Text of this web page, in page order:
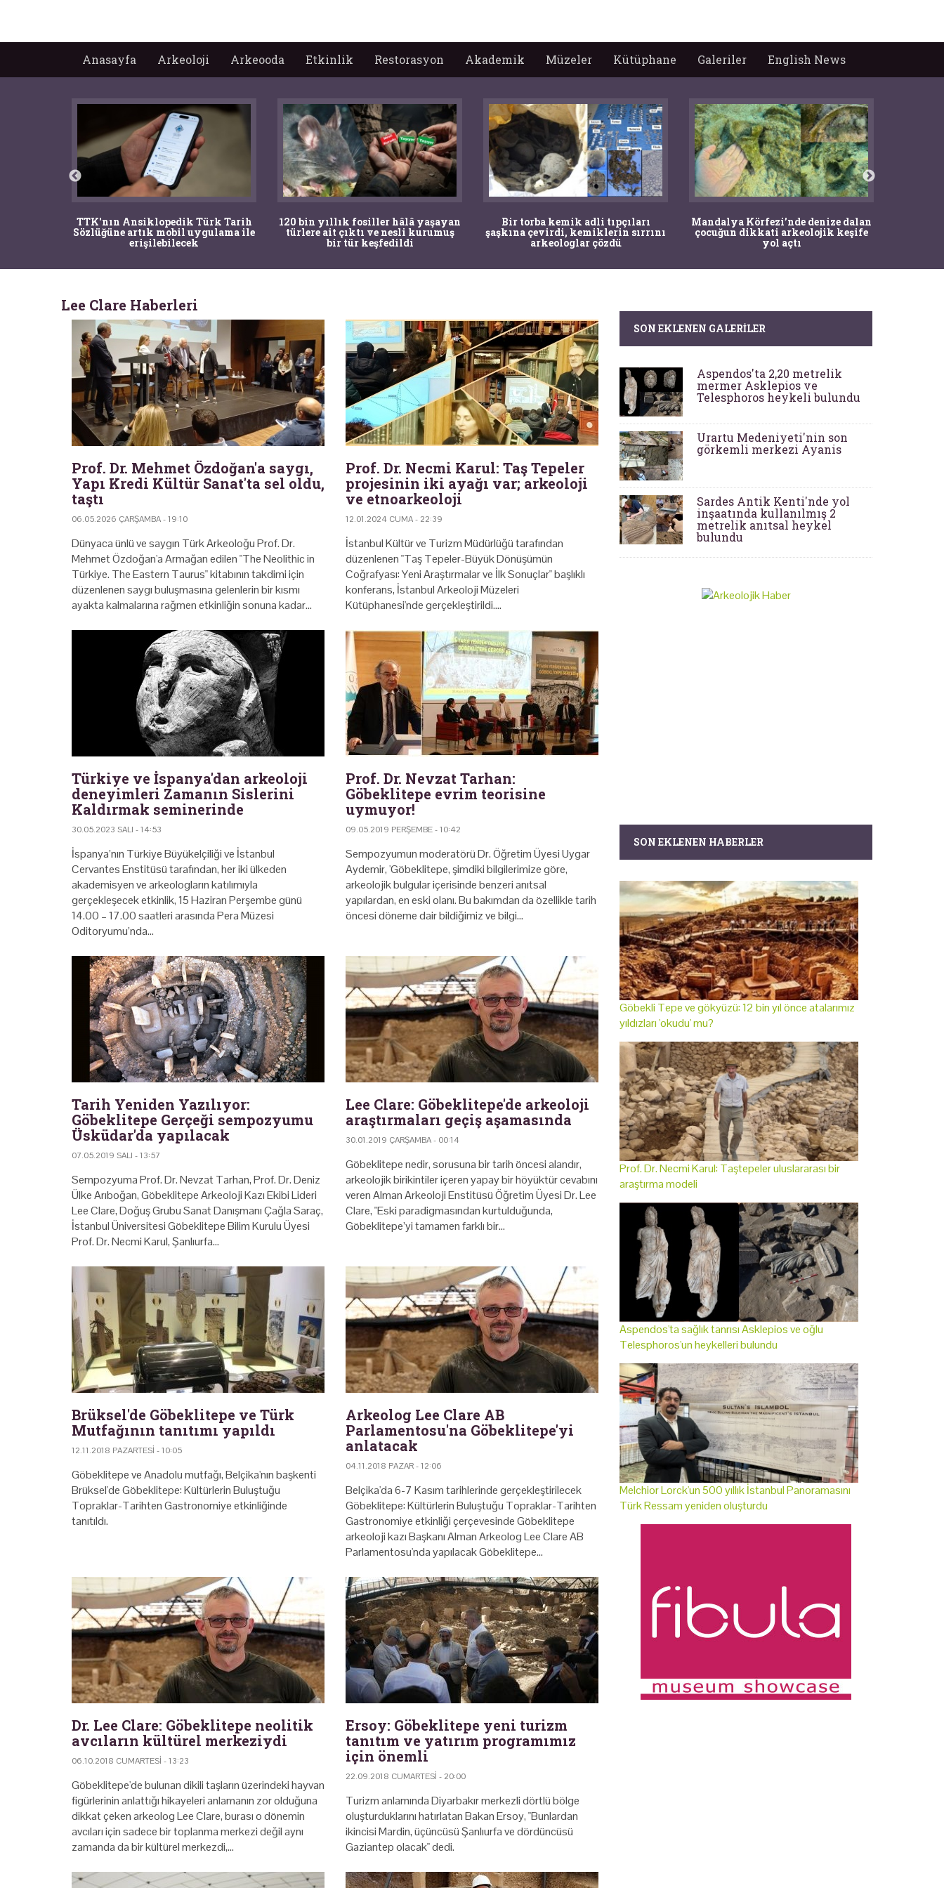
Anasayfa Arkeoloji Arkeooda Etkinlik Restorasyon Akademik Müzeler Kütüphane Galeriler English News
TTK'nın Ansiklopedik Türk Tarih
Sözlüğüne artık mobil uygulama ile
erişilebilecek
120 bin yıllık fosiller hâlâ yaşayan
türlere ait çıktı ve nesli kurumuş
bir tür keşfedildi
Bir torba kemik adli tıpçıları
şaşkına çevirdi, kemiklerin sırrını
arkeologlar çözdü
Mandalya Körfezi’nde denize dalan
çocuğun dikkati arkeolojik keşife
yol açtı
Lee Clare Haberleri
Prof. Dr. Mehmet Özdoğan'a saygı,
Yapı Kredi Kültür Sanat'ta sel oldu,
taştı
06.05.2026 ÇARŞAMBA - 19:10
Dünyaca ünlü ve saygın Türk Arkeoloğu Prof. Dr.
Mehmet Özdoğan'a Armağan edilen "The Neolithic in
Türkiye. The Eastern Taurus" kitabının takdimi için
düzenlenen saygı buluşmasına gelenlerin bir kısmı
ayakta kalmalarına rağmen etkinliğin sonuna kadar…
Prof. Dr. Necmi Karul: Taş Tepeler
projesinin iki ayağı var; arkeoloji
ve etnoarkeoloji
12.01.2024 CUMA - 22:39
İstanbul Kültür ve Turizm Müdürlüğü tarafından
düzenlenen "Taş Tepeler-Büyük Dönüşümün
Coğrafyası: Yeni Araştırmalar ve İlk Sonuçlar" başlıklı
konferans, İstanbul Arkeoloji Müzeleri
Kütüphanesi'nde gerçekleştirildi.…
Türkiye ve İspanya'dan arkeoloji
deneyimleri Zamanın Sislerini
Kaldırmak seminerinde
30.05.2023 SALI - 14:53
İspanya’nın Türkiye Büyükelçiliği ve İstanbul
Cervantes Enstitüsü tarafından, her iki ülkeden
akademisyen ve arkeologların katılımıyla
gerçekleşecek etkinlik, 15 Haziran Perşembe günü
14.00 – 17.00 saatleri arasında Pera Müzesi
Oditoryumu’nda…
Prof. Dr. Nevzat Tarhan:
Göbeklitepe evrim teorisine
uymuyor!
09.05.2019 PERŞEMBE - 10:42
Sempozyumun moderatörü Dr. Öğretim Üyesi Uygar
Aydemir, 'Göbeklitepe, şimdiki bilgilerimize göre,
arkeolojik bulgular içerisinde benzeri anıtsal
yapılardan, en eski olanı. Bu bakımdan da özellikle tarih
öncesi döneme dair bildiğimiz ve bilgi…
Tarih Yeniden Yazılıyor:
Göbeklitepe Gerçeği sempozyumu
Üsküdar'da yapılacak
07.05.2019 SALI - 13:57
Sempozyuma Prof. Dr. Nevzat Tarhan, Prof. Dr. Deniz
Ülke Arıboğan, Göbeklitepe Arkeoloji Kazı Ekibi Lideri
Lee Clare, Doğuş Grubu Sanat Danışmanı Çağla Saraç,
İstanbul Üniversitesi Göbeklitepe Bilim Kurulu Üyesi
Prof. Dr. Necmi Karul, Şanlıurfa…
Lee Clare: Göbeklitepe'de arkeoloji
araştırmaları geçiş aşamasında
30.01.2019 ÇARŞAMBA - 00:14
Göbeklitepe nedir, sorusuna bir tarih öncesi alandır,
arkeolojik birikintiler içeren yapay bir höyüktür cevabını
veren Alman Arkeoloji Enstitüsü Öğretim Üyesi Dr. Lee
Clare, "Eski paradigmasından kurtulduğunda,
Göbeklitepe’yi tamamen farklı bir…
Brüksel'de Göbeklitepe ve Türk
Mutfağının tanıtımı yapıldı
12.11.2018 PAZARTESI - 10:05
Göbeklitepe ve Anadolu mutfağı, Belçika'nın başkenti
Brüksel'de Göbeklitepe: Kültürlerin Buluştuğu
Topraklar-Tarihten Gastronomiye etkinliğinde
tanıtıldı.
Arkeolog Lee Clare AB
Parlamentosu'na Göbeklitepe'yi
anlatacak
04.11.2018 PAZAR - 12:06
Belçika'da 6-7 Kasım tarihlerinde gerçekleştirilecek
Göbeklitepe: Kültürlerin Buluştuğu Topraklar-Tarihten
Gastronomiye etkinliği çerçevesinde Göbeklitepe
arkeoloji kazı Başkanı Alman Arkeolog Lee Clare AB
Parlamentosu'nda yapılacak Göbeklitepe…
Dr. Lee Clare: Göbeklitepe neolitik
avcıların kültürel merkeziydi
06.10.2018 CUMARTESI - 13:23
Göbeklitepe'de bulunan dikili taşların üzerindeki hayvan
figürlerinin anlattığı hikayeleri anlamanın zor olduğuna
dikkat çeken arkeolog Lee Clare, burası o dönemin
avcıları için sadece bir toplanma merkezi değil aynı
zamanda da bir kültürel merkezdi,…
Ersoy: Göbeklitepe yeni turizm
tanıtım ve yatırım programımız
için önemli
22.09.2018 CUMARTESI - 20:00
Turizm anlamında Diyarbakır merkezli dörtlü bölge
oluşturduklarını hatırlatan Bakan Ersoy, "Bunlardan
ikincisi Mardin, üçüncüsü Şanlıurfa ve dördüncüsü
Gaziantep olacak" dedi.
SON EKLENEN GALERILER
Aspendos'ta 2,20 metrelik
mermer Asklepios ve
Telesphoros heykeli bulundu
Urartu Medeniyeti'nin son
görkemli merkezi Ayanis
Sardes Antik Kenti'nde yol
inşaatında kullanılmış 2
metrelik anıtsal heykel
bulundu
SON EKLENEN HABERLER
Göbekli Tepe ve gökyüzü: 12 bin yıl önce atalarımız
yıldızları 'okudu' mu?
Prof. Dr. Necmi Karul: Taştepeler uluslararası bir
araştırma modeli
Aspendos'ta sağlık tanrısı Asklepios ve oğlu
Telesphoros'un heykelleri bulundu
Melchior Lorck'un 500 yıllık İstanbul Panoramasını
Türk Ressam yeniden oluşturdu